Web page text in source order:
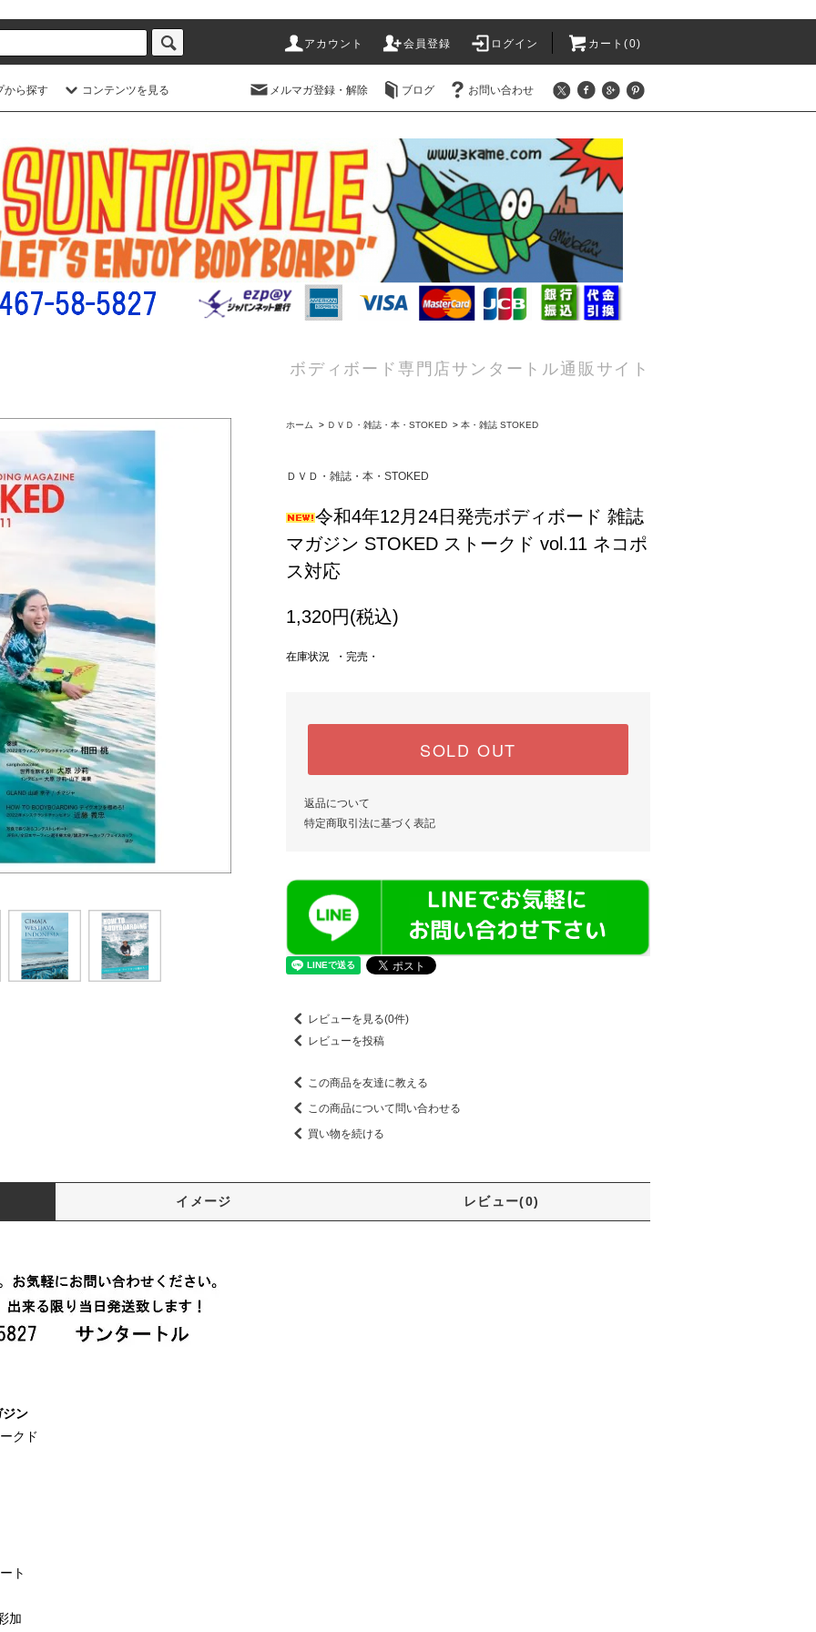
アカウント 会員登録 ログイン カート(0)
から探す コンテンツを見る メルマガ登録・解除 ブログ お問い合わせ
ボディボード専門店サンタートル通販サイト
ホーム > ＤＶＤ・雑誌・本・STOKED > 本・雑誌 STOKED
ＤＶＤ・雑誌・本・STOKED
令和4年12月24日発売ボディボード 雑誌
マガジン STOKED ストークド vol.11 ネコポ
ス対応
1,320円(税込)
在庫状況 ・完売・
SOLD OUT
返品について
特定商取引法に基づく表記
レビューを見る(0件)
レビューを投稿
この商品を友達に教える
この商品について問い合わせる
買い物を続ける
イメージ レビュー(0)
ン
クド
ト
加